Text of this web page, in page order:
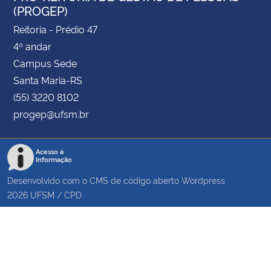
(PROGEP)
Reitoria - Prédio 47
4º andar
Campus Sede
Santa Maria-RS
(55) 3220 8102
progep@ufsm.br
Acesso à
Informação
Desenvolvido com o CMS de código aberto Wordpress
2026 UFSM / CPD